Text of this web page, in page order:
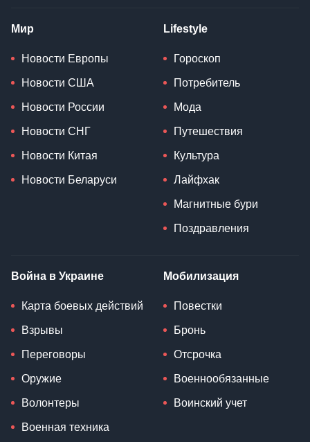
Мир
Новости Европы
Новости США
Новости России
Новости СНГ
Новости Китая
Новости Беларуси
Lifestyle
Гороскоп
Потребитель
Мода
Путешествия
Культура
Лайфхак
Магнитные бури
Поздравления
Война в Украине
Карта боевых действий
Взрывы
Переговоры
Оружие
Волонтеры
Военная техника
Мобилизация
Повестки
Бронь
Отсрочка
Военнообязанные
Воинский учет